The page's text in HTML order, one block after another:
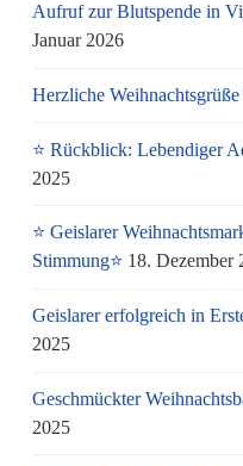
Aufruf zur Blutspende in
Januar 2026
Herzliche Weihnachtsgrüße
⭐ Rückblick: Lebendiger
2025
⭐ Geislarer
Stimmung⭐ 18. Dezember
Geislarer erfolgreich in
2025
Geschmückter
2025